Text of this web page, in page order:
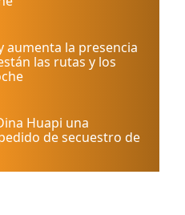
aumenta la presencia
las rutas y los
Huapi una
de secuestro de